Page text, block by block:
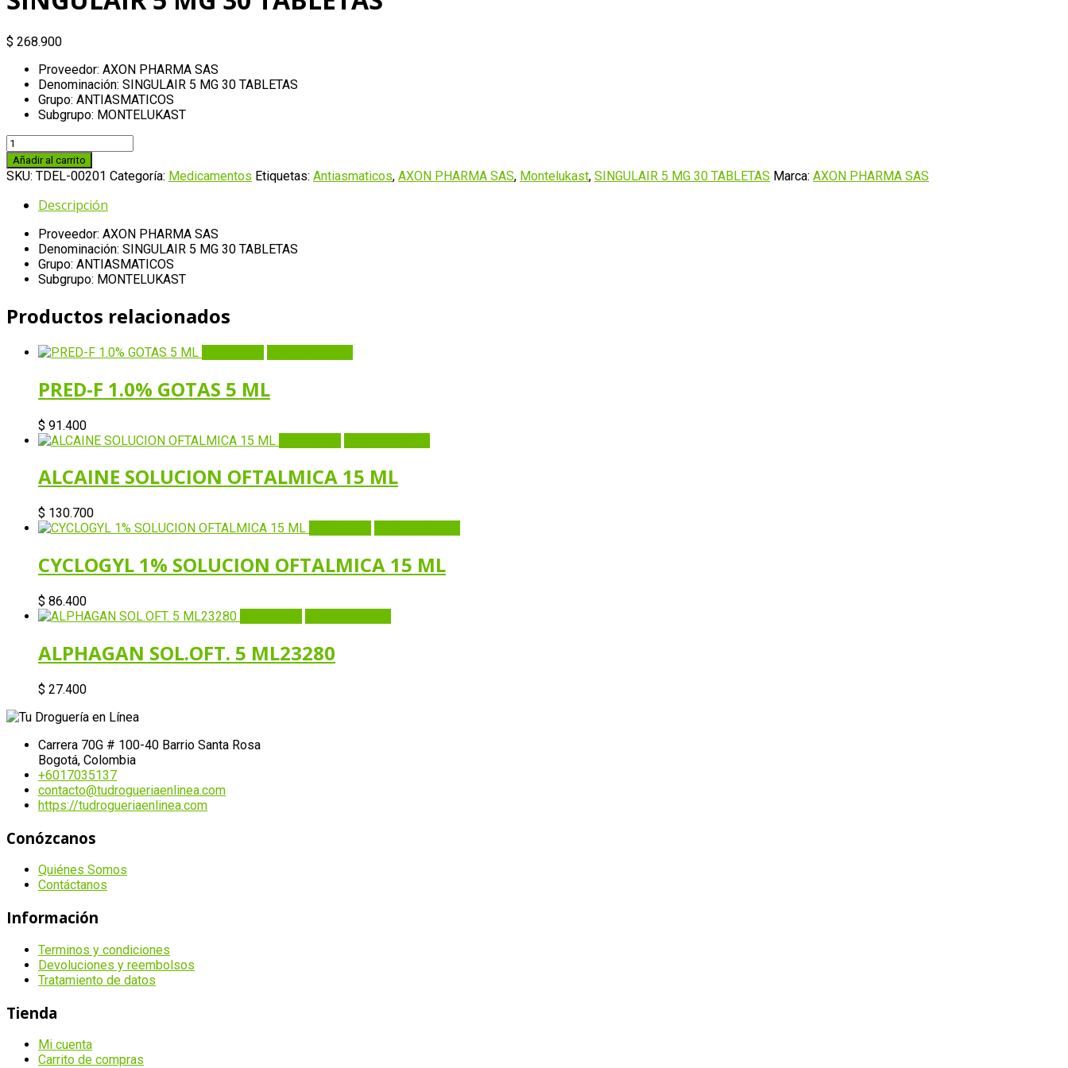
$ 268.900
Proveedor: AXON PHARMA SAS
Denominación: SINGULAIR 5 MG 30 TABLETAS
Grupo: ANTIASMATICOS
Subgrupo: MONTELUKAST
SINGULAIR
5
MG
TABLETAS
Añadir al carrito
SKU: TDEL-00201 Categoría: Medicamentos Etiquetas: Antiasmaticos, AXON PHARMA SAS, Montelukast, SINGULAIR 5 MG 30 TABLETAS Marca: AXON PHARMA SAS
Descripción
Proveedor: AXON PHARMA SAS
Denominación: SINGULAIR 5 MG 30 TABLETAS
Grupo: ANTIASMATICOS
Subgrupo: MONTELUKAST
Productos relacionados
PRED-F 1.0% GOTAS 5 ML
$ 91.400
ALCAINE SOLUCION OFTALMICA 15 ML
$ 130.700
CYCLOGYL 1% SOLUCION OFTALMICA 15 ML
$ 86.400
ALPHAGAN SOL.OFT. 5 ML23280
$ 27.400
Carrera 70G # 100-40 Barrio Santa Rosa
Bogotá, Colombia
+6017035137
contacto@tudrogueriaenlinea.com
https://tudrogueriaenlinea.com
Conózcanos
Quiénes Somos
Contáctanos
Información
Terminos y condiciones
Devoluciones y reembolsos
Tratamiento de datos
Tienda
Mi cuenta
Carrito de compras